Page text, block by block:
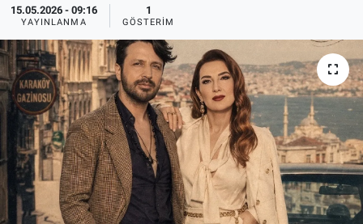
15.05.2026 - 09:16
YAYINLANMA
1
GÖSTERIM
Tüm Haberler
İletişim
Künye
Süper Lig Puan Durumu ve Fikstür
Tüm Manşetler
Son Dakika Haberleri
Haber Arşivi